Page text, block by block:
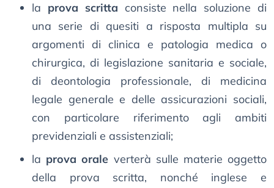
la prova scritta consiste nella soluzione di
una serie di quesiti a risposta multipla su
argomenti di clinica e patologia medica o
chirurgica, di legislazione sanitaria e sociale,
di deontologia professionale, di medicina
legale generale e delle assicurazioni sociali,
con particolare riferimento agli ambiti
previdenziali e assistenziali;
la prova orale verterà sulle materie oggetto
della prova scritta, nonché inglese e